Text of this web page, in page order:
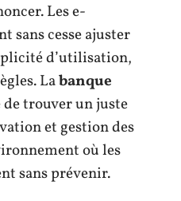
Les e-
sans cesse ajuster
d’utilisation,
Labanque
trouver un juste
et gestion des
où les
sans prévenir.